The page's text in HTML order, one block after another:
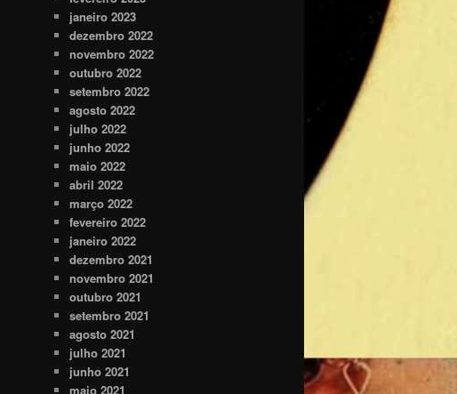
janeiro 2023
dezembro 2022
novembro 2022
outubro 2022
setembro 2022
agosto 2022
julho 2022
junho 2022
maio 2022
abril 2022
março 2022
fevereiro 2022
janeiro 2022
dezembro 2021
novembro 2021
outubro 2021
setembro 2021
agosto 2021
julho 2021
junho 2021
maio 2021